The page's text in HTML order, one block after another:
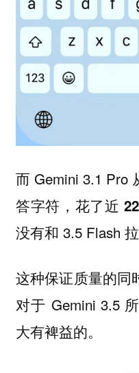
而 Gemini 3.1 Pro
答字符，花了近
没有和 3.5 Flash
这种保证质量的同
对于 Gemini 3.5
大有裨益的。